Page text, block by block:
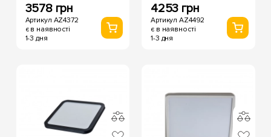
3578 грн
Артикул AZ4372
є в наявності
1-3 дня
4253 грн
Артикул AZ4492
є в наявності
1-3 дня